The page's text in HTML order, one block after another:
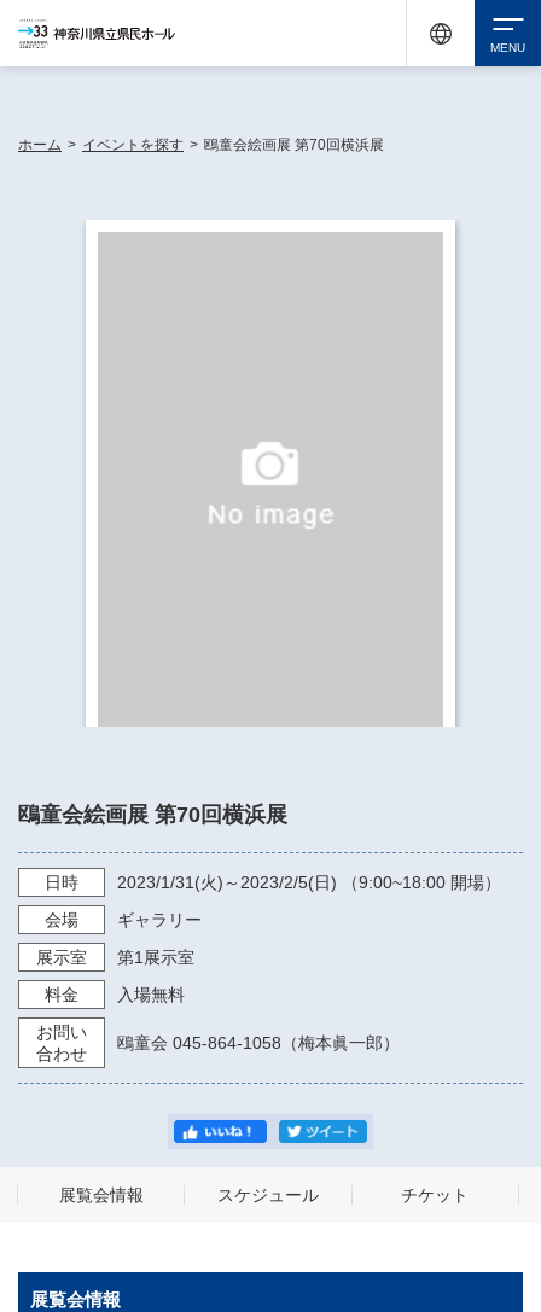
ホーム > イベントを探す > 鴎童会絵画展 第70回横浜展
鴎童会絵画展 第70回横浜展
日時 2023/1/31 (火)～ 2023/2/5(日) （9:00~18:00 開場）
会場
ギャラリー
展示室
第1展示室
料金
入場無料
お問い
合わせ
鴎童会 045-864-1058（梅本眞一郎）
展覧会情報 スケジュール チケット
展覧会情報